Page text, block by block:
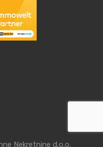
Nekretnine d.o.o.